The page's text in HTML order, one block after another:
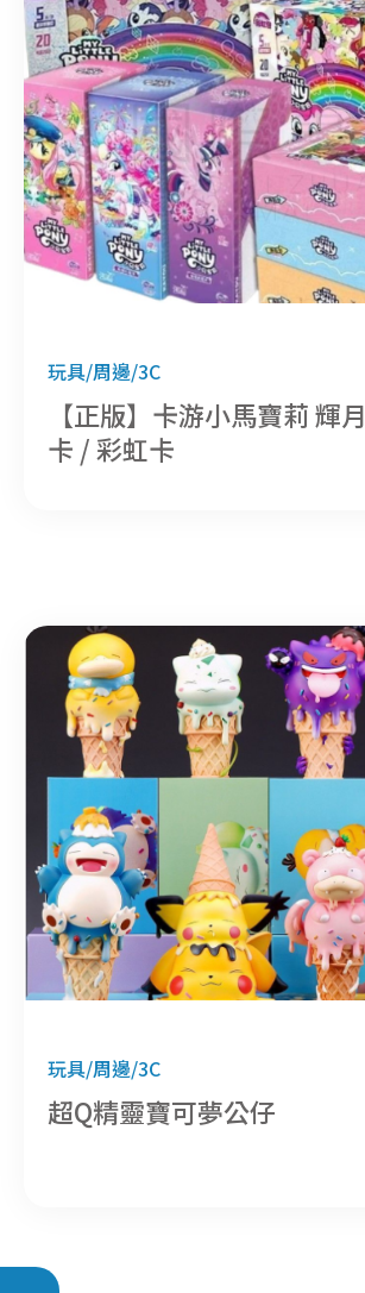
玩具/周邊/3C
【正版】卡游小馬寶莉 輝月
卡 / 彩虹卡
玩具/周邊/3C
超Q精靈寶可夢公仔